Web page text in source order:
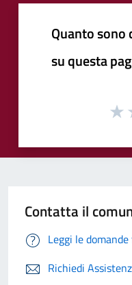
Quanto
su questa
Contatta il
Leggi le
Richiedi